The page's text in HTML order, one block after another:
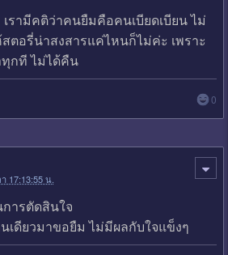
เรามีคติว่าคนยืมคือคนเบียดเบียน ไม่
ตอรี่น่าสงสารแค่ไหนก็ไม่ค่ะ เพราะ
กที ไม่ได้คืน
0
17:13:55 น.
ารตัดสินใจ
ดียวมาขอยืม ไม่มีผลกับใจแข็งๆ